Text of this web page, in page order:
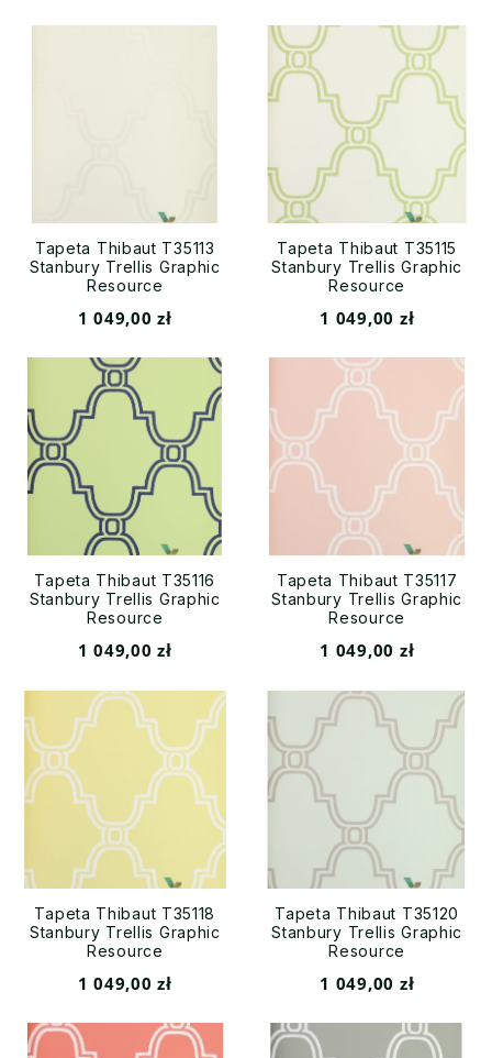
Tapeta Thibaut T35113
Stanbury Trellis Graphic
Resource
1 049,00 zł
Tapeta Thibaut T35115
Stanbury Trellis Graphic
Resource
1 049,00 zł
Tapeta Thibaut T35116
Stanbury Trellis Graphic
Resource
1 049,00 zł
Tapeta Thibaut T35117
Stanbury Trellis Graphic
Resource
1 049,00 zł
Tapeta Thibaut T35118
Stanbury Trellis Graphic
Resource
1 049,00 zł
Tapeta Thibaut T35120
Stanbury Trellis Graphic
Resource
1 049,00 zł